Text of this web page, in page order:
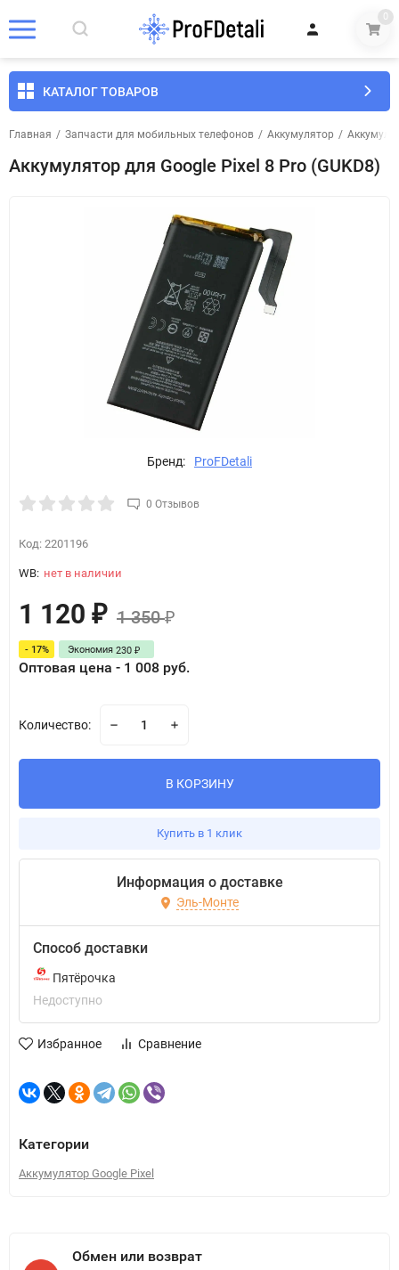
0
КАТАЛОГ ТОВАРОВ
Главная / Запчасти для мобильных телефонов / Аккумулятор /
Аккумулятор для Google Pixel 8 Pro (GUKD8)
Бренд: ProFDetali
0 Отзывов
Код: 2201196
WB: нет в наличии
1 120 ₽ 1 350₽
- 17% Экономия 230 ₽
Оптовая цена - 1 008 руб.
Количество:
В КОРЗИНУ
Купить в 1 клик
Информация о доставке
Эль-Монте
Способ доставки
Пятёрочка
Недоступно
Избранное Сравнение
Категории
Аккумулятор Google Pixel
Обмен или возврат